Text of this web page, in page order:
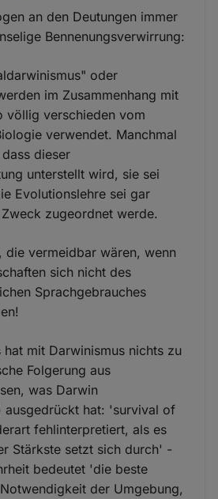
an den Deutungen immer
Bennenungsverwirrung:
oder
im Zusammenhang mit
völlig verschieden vom
verwendet. Manchmal
dieser
unterstellt wird, sie sei
Evolutionslehre sei gar
zugeordnet werde.
die vermeidbar wären, wenn
sich nicht des
Sprachgebrauches
mit Darwinismus nichts zu
Folgerung aus
was Darwin
ausgedrückt hat: 'survival of
fehlinterpretiert, als es
Stärkste setzt sich durch' -
bedeutet 'die beste
der Umgebung,